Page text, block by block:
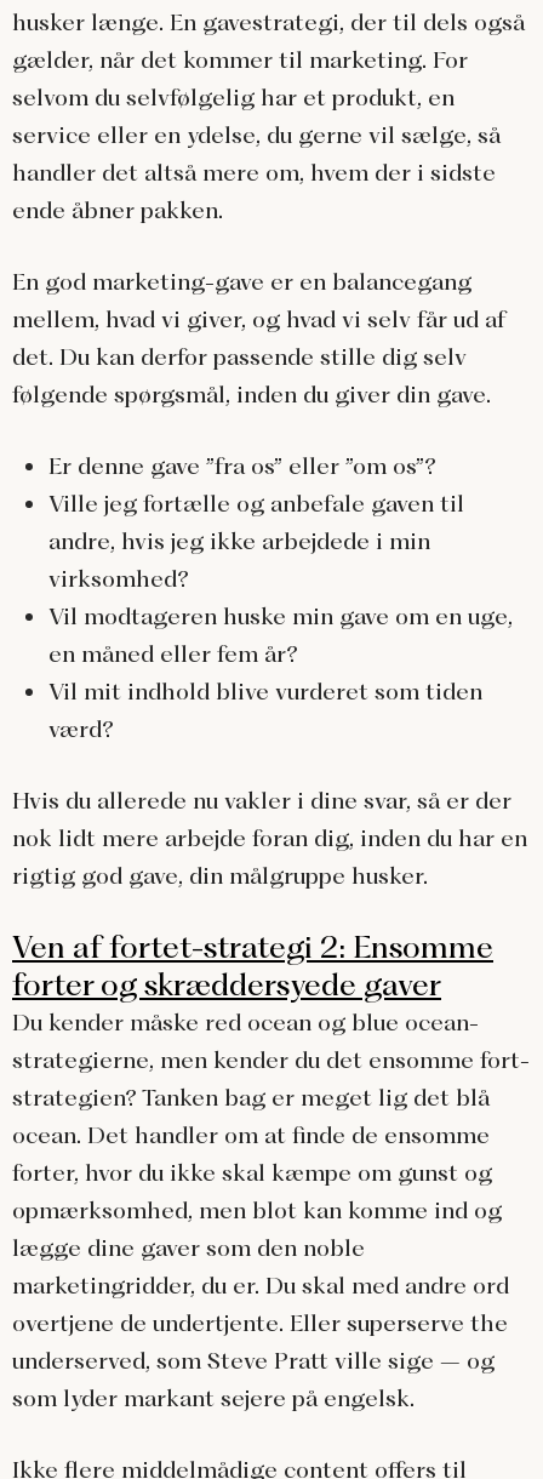
husker længe. En gavestrategi, der til dels også
gælder, når det kommer til marketing. For
selvom du selvfølgelig har et produkt, en
service eller en ydelse, du gerne vil sælge, så
handler det altså mere om, hvem der i sidste
ende åbner pakken.
En god marketing-gave er en balancegang
mellem, hvad vi giver, og hvad vi selv får ud af
det. Du kan derfor passende stille dig selv
følgende spørgsmål, inden du giver din gave.
Er denne gave ”fra os” eller ”om os”?
Ville jeg fortælle og anbefale gaven til
andre, hvis jeg ikke arbejdede i min
virksomhed?
Vil modtageren huske min gave om en uge,
en måned eller fem år?
Vil mit indhold blive vurderet som tiden
værd?
Hvis du allerede nu vakler i dine svar, så er der
nok lidt mere arbejde foran dig, inden du har en
rigtig god gave, din målgruppe husker.
Ven af fortet-strategi 2: Ensomme
forter og skræddersyede gaver
Du kender måske red ocean og blue ocean-
strategierne, men kender du det ensomme fort-
strategien? Tanken bag er meget lig det blå
ocean. Det handler om at finde de ensomme
forter, hvor du ikke skal kæmpe om gunst og
opmærksomhed, men blot kan komme ind og
lægge dine gaver som den noble
marketingridder, du er. Du skal med andre ord
overtjene de undertjente. Eller superserve the
underserved, som Steve Pratt ville sige – og
som lyder markant sejere på engelsk.
Ikke flere middelmådige content offers til